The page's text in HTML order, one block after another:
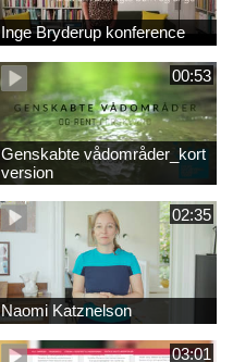
Inge Bryderup konference
00:53
Genskabte vådområder_kort
version
02:35
Naomi Katznelson
03:01